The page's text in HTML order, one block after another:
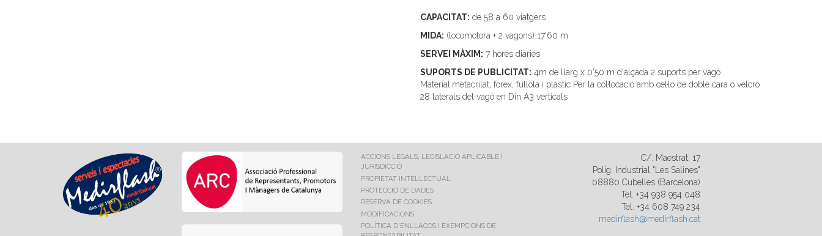
CAPACITAT: de 58 a 60 viatgers
MIDA: (locomotora + 2 vagons) 17'60 m
SERVEI MÀXIM: 7 hores diàries
SUPORTS DE PUBLICITAT: 4m de llarg x 0'50 m d'alçada 2 suports per vagó
Material:metacrilat, forex, fullola i plàstic Per la col·locació amb cel·lo de doble cara o velcro
28 laterals del vagó en Din A3 verticals
ACCIONS LEGALS, LEGISLACIÓ APLICABLE I
JURISDICCIÓ
PROPIETAT INTEL·LECTUAL
PROTECCIÓ DE DADES
RESERVA DE COOKIES
MODIFICACIONS
POLÍTICA D'ENLLAÇOS I EXEMPCIONS DE
C/. Maestrat, 17
Polig. Industrial "Les Salines"
08880 Cubelles (Barcelona)
Tel. +34 938 954 048
Tel. +34 608 749 234
medirflash@medirflash.cat